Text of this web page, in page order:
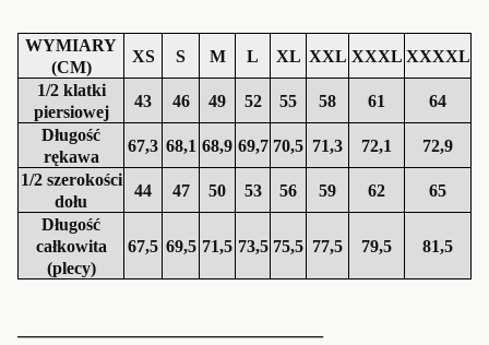
WYMIARY
(CM)
XS S M L XL XXL XXXL XXXXL
1/2 klatki
piersiowej
43 46 49 52 55 58 61
64
Długość
rękawa
67,3 68,1 68,9 69,7 70,5 71,3 72,1
72,9
1/2 szerokości
dołu
44 47 50 53 56 59 62
65
Długość
całkowita
(plecy)
67,5 69,5 71,5 73,5 75,5 77,5 79,5 81,5